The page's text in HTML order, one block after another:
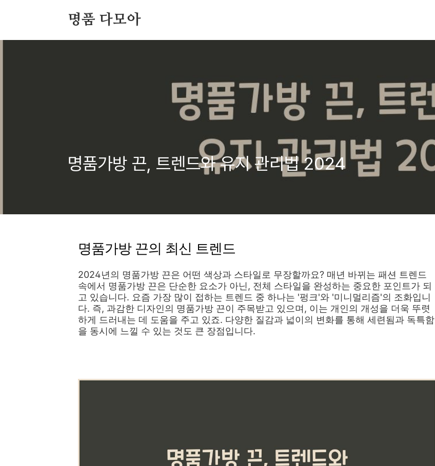
명품 다모아
명품가방 끈, 트렌드와 유지 관리법 2024
명품가방 끈의 최신 트렌드
2024년의 명품가방 끈은 어떤 색상과 스타일로 무장할까요? 매년 바뀌는 패션 트렌드
속에서 명품가방 끈은 단순한 요소가 아닌, 전체 스타일을 완성하는 중요한 포인트가 되
고 있습니다. 요즘 가장 많이 접하는 트렌드 중 하나는 '펑크'와 '미니멀리즘'의 조화입니
다. 즉, 과감한 디자인의 명품가방 끈이 주목받고 있으며, 이는 개인의 개성을 더욱 뚜렷
하게 드러내는 데 도움을 주고 있죠. 다양한 질감과 넓이의 변화를 통해 세련됨과 독특함
을 동시에 느낄 수 있는 것도 큰 장점입니다.